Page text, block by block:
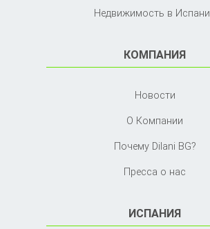
Недвижимость в
КОМПАНИЯ
Новости
О Компании
Почему Dilani BG?
Пресса о нас
ИСПАНИЯ